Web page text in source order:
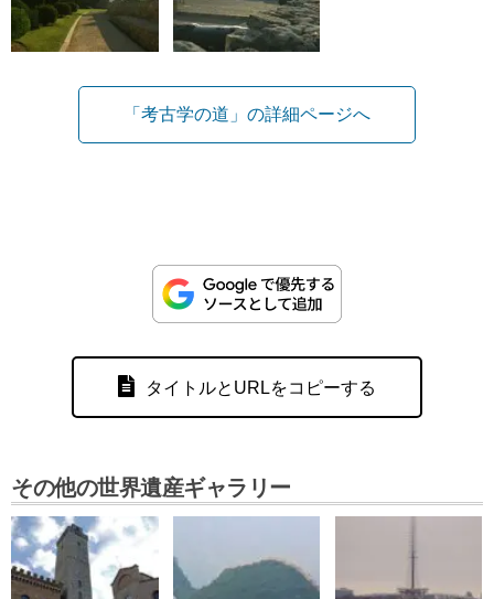
「考古学の道」の詳細ページへ
タイトルとURLをコピーする
その他の世界遺産ギャラリー